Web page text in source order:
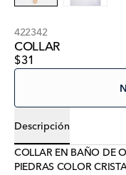
422342
COLLAR
$31
Descripción
COLLAR EN BAÑO DE
PIEDRAS COLOR